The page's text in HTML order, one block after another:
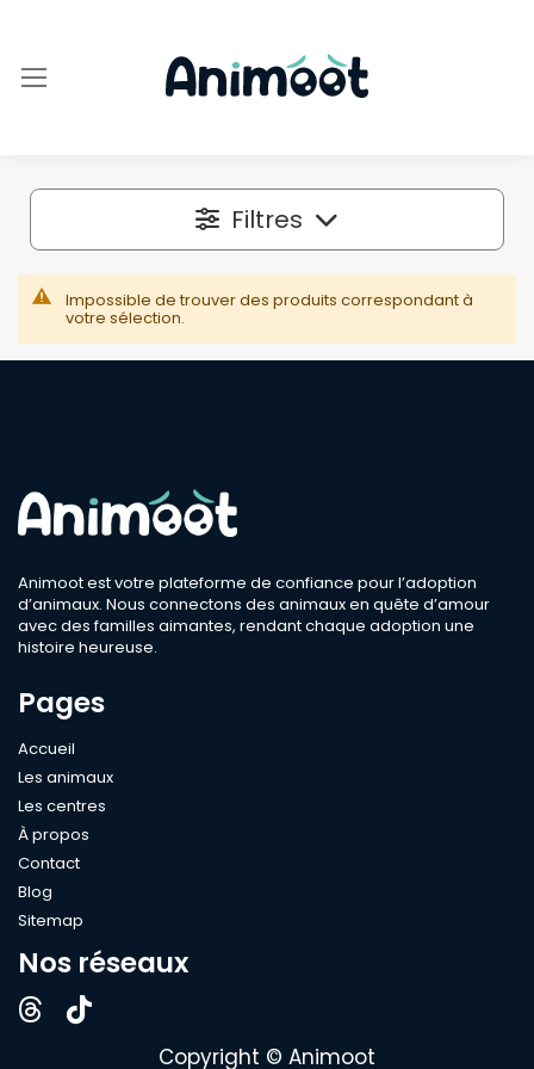
Impossible de trouver des produits correspondant à
votre sélection.
Filtres
Localisation
Compatible
Enfant
Chien
Chat
Âge
Animoot est votre plateforme de confiance pour l’adoption
d’animaux. Nous connectons des animaux en quête d’amour
avec des familles aimantes, rendant chaque adoption une
histoire heureuse.
Pages
Accueil
Les animaux
Les centres
À propos
Contact
Blog
Sitemap
Nos réseaux
Copyright © Animoot